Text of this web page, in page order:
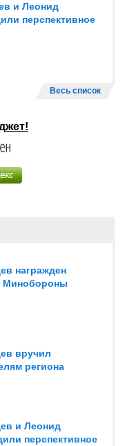
и Леонид
перспективное
Весь список
награжден
Минобороны
вручил
региона
и Леонид
перспективное